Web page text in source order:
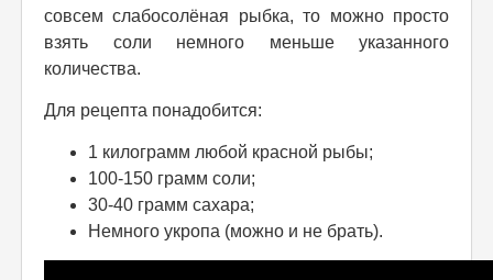
совсем слабосолёная рыбка, то можно просто
взять соли немного меньше указанного
количества.
Для рецепта понадобится:
1 килограмм любой красной рыбы;
100-150 грамм соли;
30-40 грамм сахара;
Немного укропа (можно и не брать).